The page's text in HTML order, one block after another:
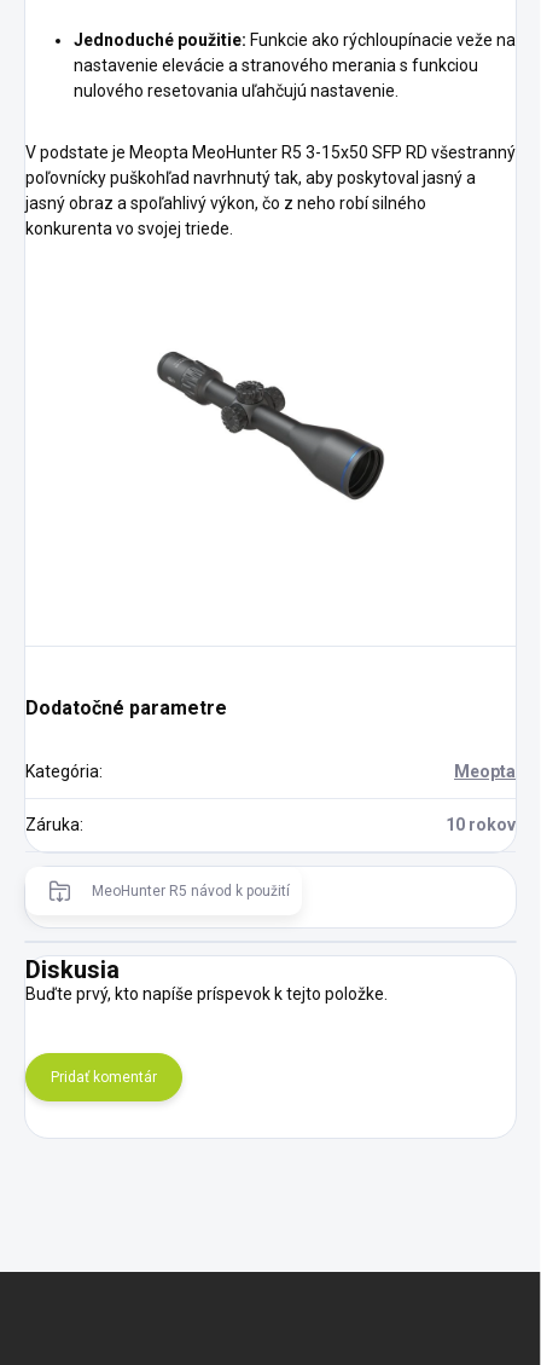
Jednoduché použitie: Funkcie ako rýchloupínacie veže na
nastavenie elevácie a stranového merania s funkciou
nulového resetovania uľahčujú nastavenie.
V podstate je Meopta MeoHunter R5 3-15x50 SFP RD všestranný
poľovnícky puškohľad navrhnutý tak, aby poskytoval jasný a
jasný obraz a spoľahlivý výkon, čo z neho robí silného
konkurenta vo svojej triede.
Dodatočné parametre
Kategória: Meopta
Záruka: 10 rokov
MeoHunter R5 návod k použití
Diskusia
Buďte prvý, kto napíše príspevok k tejto položke.
Pridať komentár